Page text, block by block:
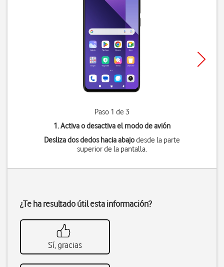
Paso 1 de 3
1. Activa o desactiva el modo de avión
Desliza dos dedos hacia abajodesde la parte
superior de la pantalla.
¿Te ha resultado útil esta información?
Sí, gracias